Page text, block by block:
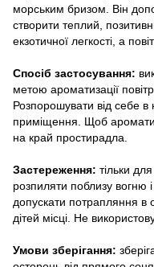
морським бризом. Він
створити теплий,
екзотичної легкості, а
Спосіб застосування:
метою ароматизації
Розпорошувати від себе
приміщення. Щоб
на край простирадла.
Застереження: тільки
розпиляти поблизу вогню
допускати потрапляння в
дітей місці. Не
Умови зберігання: